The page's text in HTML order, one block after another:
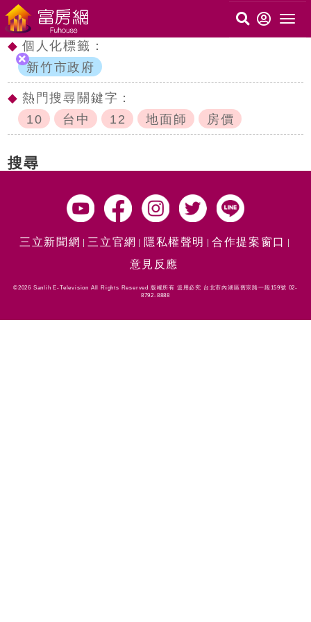
◆ 個人化標籤：
新竹市政府
◆ 熱門搜尋關鍵字：
10
台中 12 地面師 房價
搜尋
三立新聞網 三立官網 隱私權聲明
合作提案窗口
意見反應
©2026 Sanlih E-Television All Rights Reserved 版權所有 盜用必究 台北市內湖區舊宗路一段159號 02-
8792-8888